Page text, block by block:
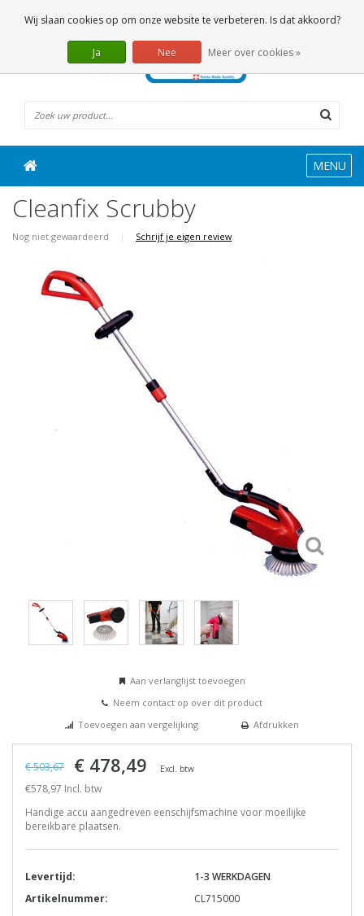
0 Artikelen
MENU
Cleanfix Scrubby
Nog niet gewaardeerd | Schrijf je eigen review
Aan verlanglijst toevoegen
Neem contact op over dit product
Toevoegen aan vergelijking
Afdrukken
€ 503,67 € 478,49 Excl. btw
€578,97 Incl. btw
Handige accu aangedreven eenschijfsmachine voor moeilijke
bereikbare plaatsen.
Levertijd:
1-3 WERKDAGEN
Artikelnummer:
CL715000
Wij slaan cookies op om onze website te verbeteren. Is dat akkoord?
Ja Nee Meer over cookies »